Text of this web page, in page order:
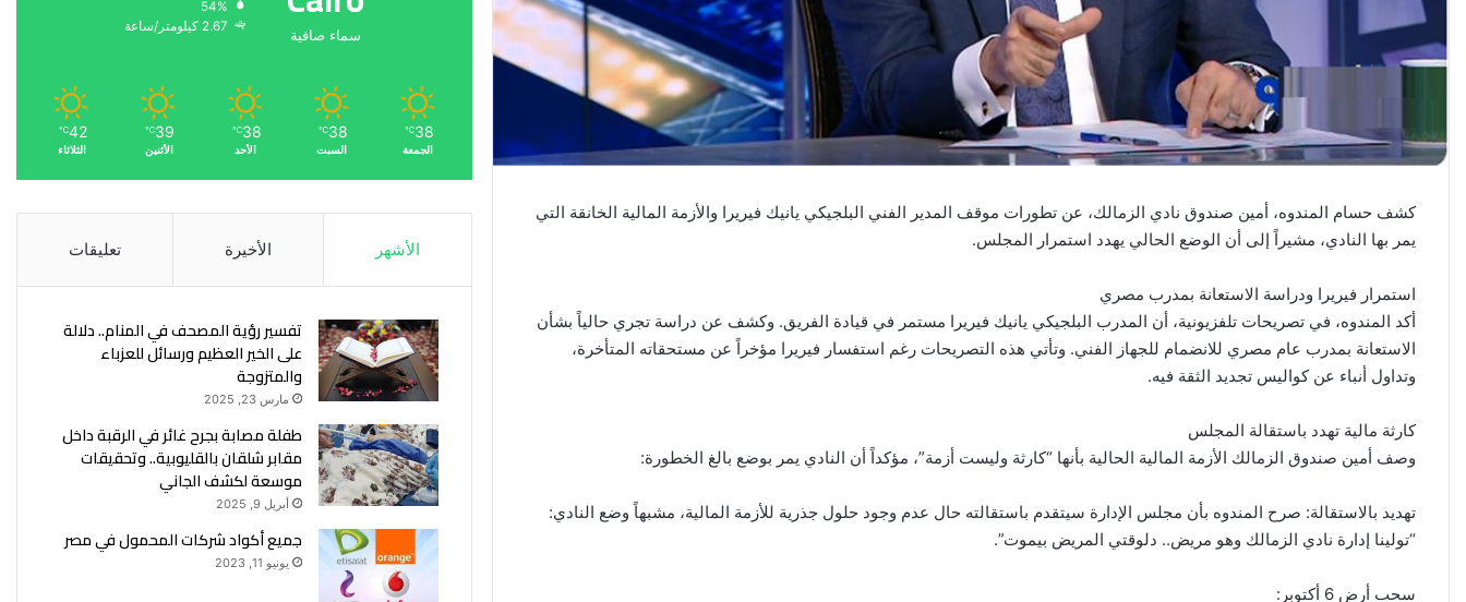
كشف حسام المندوه، أمين صندوق نادي الزمالك، عن تطورات موقف المدير الفني البلجيكي يانيك فيريرا والأزمة المالية الخانقة التي
يمر بها النادي، مشيراً إلى أن الوضع الحالي يهدد استمرار المجلس.
استمرار فيريرا ودراسة الاستعانة بمدرب مصري
أكد المندوه، في تصريحات تلفزيونية، أن المدرب البلجيكي يانيك فيريرا مستمر في قيادة الفريق. وكشف عن دراسة تجري حالياً بشأن
الاستعانة بمدرب عام مصري للانضمام للجهاز الفني. وتأتي هذه التصريحات رغم استفسار فيريرا مؤخراً عن مستحقاته المتأخرة،
وتداول أنباء عن كواليس تجديد الثقة فيه.
كارثة مالية تهدد باستقالة المجلس
وصف أمين صندوق الزمالك الأزمة المالية الحالية بأنها “كارثة وليست أزمة”، مؤكداً أن النادي يمر بوضع بالغ الخطورة:
تهديد بالاستقالة: صرح المندوه بأن مجلس الإدارة سيتقدم باستقالته حال عدم وجود حلول جذرية للأزمة المالية، مشبهاً وضع النادي:
“تولينا إدارة نادي الزمالك وهو مريض.. دلوقتي المريض بيموت”.
سحب أرض 6 أكتوبر:
سماء صافية
54%
2.67 كيلومتر/ساعة
38
℃
الجمعة
38
℃
السبت
38
℃
الأحد
39
℃
الأثنين
42
℃
الثلاثاء
الأشهر الأخيرة تعليقات
تفسير رؤية المصحف في المنام.. دلالة
على الخير العظيم ورسائل للعزباء
والمتزوجة
مارس 23, 2025
طفلة مصابة بجرح غائر في الرقبة داخل
مقابر شلقان بالقليوبية.. وتحقيقات
موسعة لكشف الجاني
أبريل 9, 2025
جميع أكواد شركات المحمول في مصر
يونيو 11, 2023